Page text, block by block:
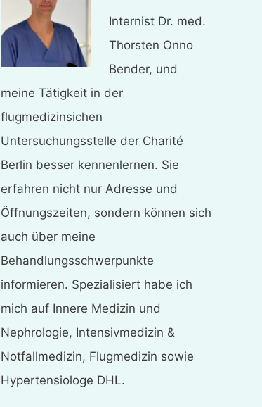
Internist Dr. med.
Thorsten Onno
Bender, und
meine Tätigkeit in der
flugmedizinsichen
Untersuchungsstelle der Charité
Berlin besser kennenlernen. Sie
erfahren nicht nur Adresse und
Öffnungszeiten, sondern können sich
auch über meine
Behandlungsschwerpunkte
informieren. Spezialisiert habe ich
mich auf Innere Medizin und
Nephrologie, Intensivmedizin &
Notfallmedizin, Flugmedizin sowie
Hypertensiologe DHL.